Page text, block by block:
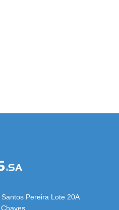
Pereira Lote 20A